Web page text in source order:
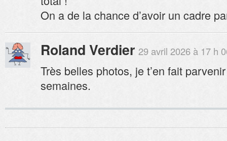
On a de la chance d’avoir un cadre
Roland Verdier 29 avril 2026 à 17 h
Très belles photos, je t’en fait
semaines.